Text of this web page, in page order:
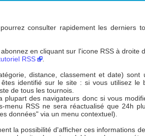
consulter rapidement les derniers
en cliquant sur l'icone RSS à droite
RSS
.
distance, classement et date) sont
identifié sur le site : si vous utilisez le
de tous les tournois.
des navigateurs donc si vous
menu RSS ne sera réactualisé que 24h
données" via un menu contextuel).
la possibilité d'afficher ces informations